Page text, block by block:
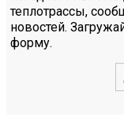
теплотрассы,
новостей.
форму.